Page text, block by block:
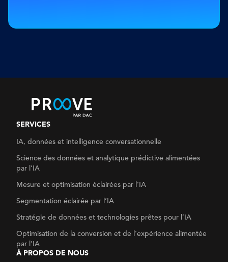
SERVICES
IA, données et intelligence conversationnelle
Science des données et analytique prédictive alimentées
par l’IA
Mesure et optimisation éclairées par l’IA
Segmentation éclairée par l’IA
Stratégie de données et technologies prêtes pour l’IA
Optimisation de la conversion et de l’expérience alimentée
par l’IA
À PROPOS DE NOUS